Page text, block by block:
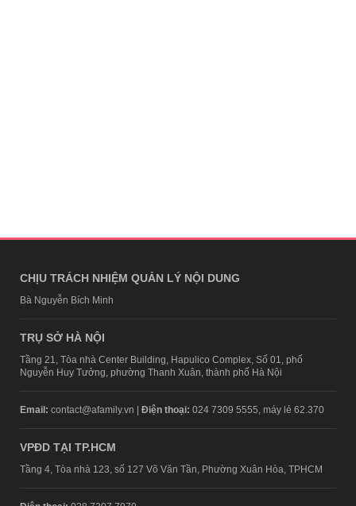
CHỊU TRÁCH NHIỆM QUẢN LÝ NỘI DUNG
Bà Nguyễn Bích Minh
TRỤ SỞ HÀ NỘI
Tầng 21, Tòa nhà Center Building, Hapulico Complex, Số 01, phố
Nguyễn Huy Tưởng, phường Thanh Xuân, thành phố Hà Nội
Email: contact@afamily.vn | Điện thoại: 024 7309 5555, máy lẻ 62.370
VPĐD TẠI TP.HCM
Tầng 4, Tòa nhà 123, số 127 Võ Văn Tần, Phường Xuân Hòa, TPHCM